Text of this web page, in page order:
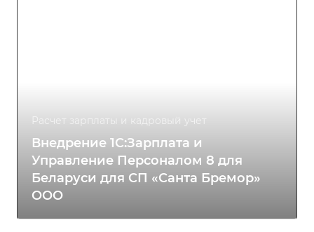
Расчет зарплаты и кадровый учет
Внедрение 1С:Зарплата и
Управление Персоналом 8 для
Беларуси для СП «Санта Бремор»
ООО